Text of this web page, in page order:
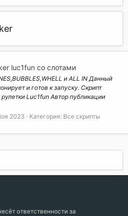
luc1fun со слотами
и ALL IN Данный
и готов к запуску. Скрипт
Luc1fun Автор публикации
2023 Категория: Все скрипты
ответственности за